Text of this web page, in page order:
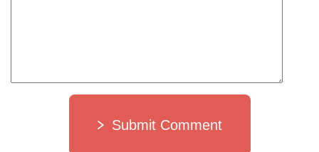
Submit Comment